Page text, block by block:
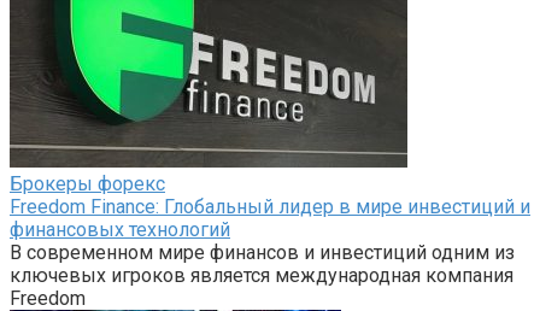
Брокеры форекс
Freedom Finance: Глобальный лидер в мире инвестиций и
финансовых технологий
В современном мире финансов и инвестиций одним из
ключевых игроков является международная компания
Freedom